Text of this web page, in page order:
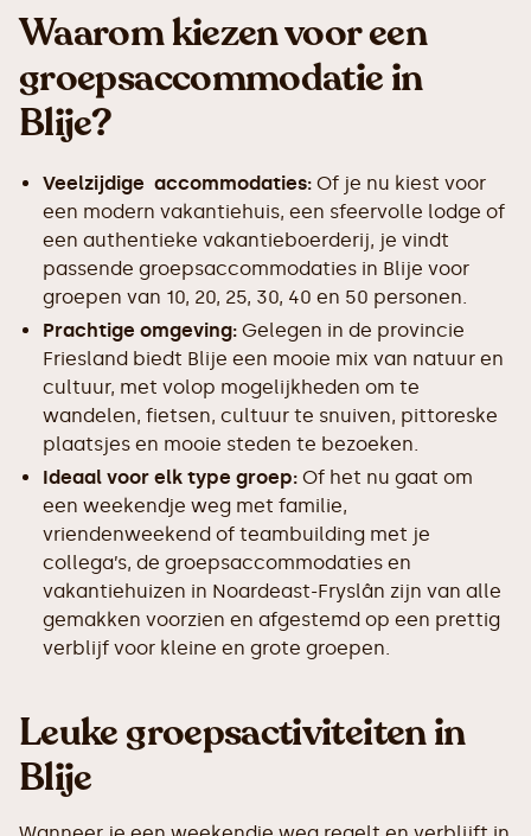
Waarom kiezen voor een
groepsaccommodatie in
Blije?
Veelzijdige accommodaties: Of je nu kiest voor
een modern vakantiehuis, een sfeervolle lodge of
een authentieke vakantieboerderij, je vindt
passende groepsaccommodaties in Blije voor
groepen van 10, 20, 25, 30, 40 en 50 personen.
Prachtige omgeving: Gelegen in de provincie
Friesland biedt Blije een mooie mix van natuur en
cultuur, met volop mogelijkheden om te
wandelen, fietsen, cultuur te snuiven, pittoreske
plaatsjes en mooie steden te bezoeken.
Ideaal voor elk type groep: Of het nu gaat om
een weekendje weg met familie,
vriendenweekend of teambuilding met je
collega’s, de groepsaccommodaties en
vakantiehuizen in Noardeast-Fryslân zijn van alle
gemakken voorzien en afgestemd op een prettig
verblijf voor kleine en grote groepen.
Leuke groepsactiviteiten in
Blije